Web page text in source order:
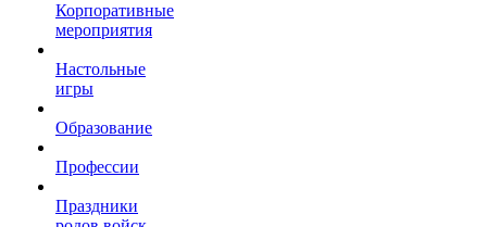
Корпоративные
мероприятия
Настольные
игры
Образование
Профессии
Праздники